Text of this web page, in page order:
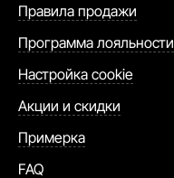
Правила продажи
Программа лояльности
Настройка cookie
Акции и скидки
Примерка
FAQ